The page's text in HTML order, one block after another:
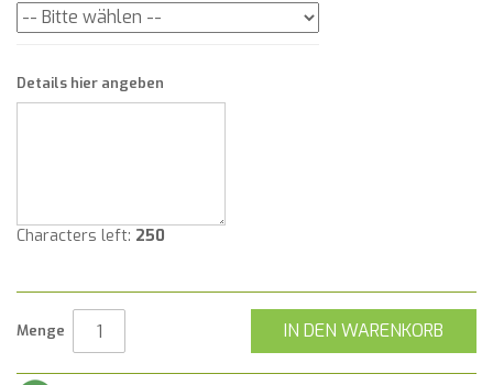
Details hier angeben
Characters left: 250
Menge IN DEN WARENKORB